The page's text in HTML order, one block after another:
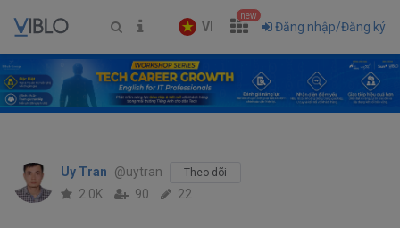
VI
new
Đăng nhập/Đăng ký
Uy Tran @uytran Theo dõi
2.0K 90 22